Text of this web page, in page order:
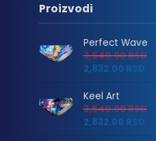
Proizvodi
Perfect Wave
3,540.00RSD
2,832.00 RSD
Keel Art
3,540.00RSD
2,832.00 RSD